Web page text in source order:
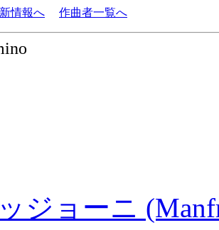
情報へ 作曲者一覧へ
ジョーニ